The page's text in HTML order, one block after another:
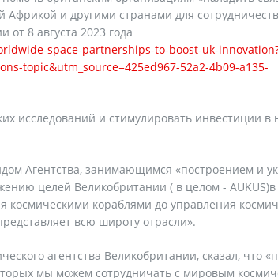
и другими странами для
от 8 августа 2023 года
space-partnerships-to-boost-uk-
topic&utm_source=425ed967-52a2-4b09-a135-
исследований и стимулировать инвестиции в
Агентства, занимающимся «построением и
целей Великобритании ( в целом - AUKUS)в
космическими кораблями до управления
всю широту отрасли».
агентства Великобритании, сказал, что
мы можем сотрудничать с мировым